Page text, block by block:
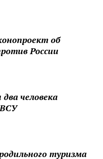
об
России
человека
туризма